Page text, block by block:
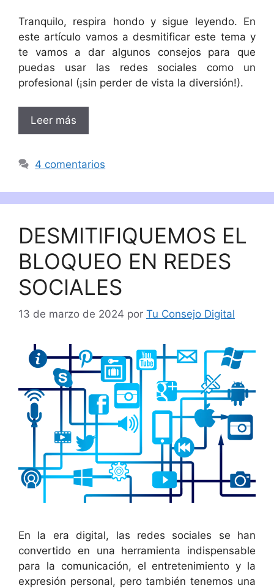
Tranquilo, respira hondo y sigue leyendo. En
este artículo vamos a desmitificar este tema y
te vamos a dar algunos consejos para que
puedas usar las redes sociales como un
profesional (¡sin perder de vista la diversión!).
Leer más
4 comentarios
DESMITIFIQUEMOS EL
BLOQUEO EN REDES
SOCIALES
13 de marzo de 2024 por Tu Consejo Digital
En la era digital, las redes sociales se han
convertido en una herramienta indispensable
para la comunicación, el entretenimiento y la
expresión personal, pero también tenemos una